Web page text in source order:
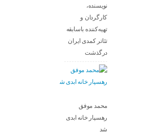
نویسنده،
کارگردان و
تهیه‌کننده باسابقه
تئاتر کمدی ایران
درگذشت
محمد موفق
رهسپار خانه ابدی
شد